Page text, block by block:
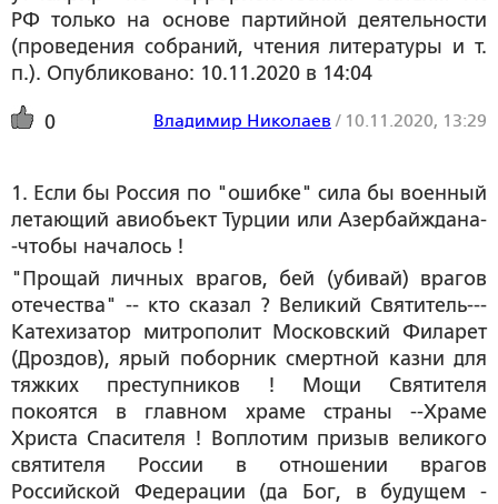
РФ только на основе партийной деятельности
(проведения собраний, чтения литературы и т.
п.). Опубликовано: 10.11.2020 в 14:04
0 Владимир Николаев / 10.11.2020, 13:29
1. Если бы Россия по "ошибке" сила бы военный
летающий авиобъект Турции или Азербайждана-
-чтобы началось !
"Прощай личных врагов, бей (убивай) врагов
отечества" -- кто сказал ? Великий Святитель---
Катехизатор митрополит Московский Филарет
(Дроздов), ярый поборник смертной казни для
тяжких преступников ! Мощи Святителя
покоятся в главном храме страны --Храме
Христа Спасителя ! Воплотим призыв великого
святителя России в отношении врагов
Российской Федерации (да Бог, в будущем -